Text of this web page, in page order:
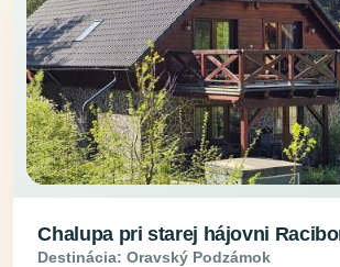
Chalupa pri starej hájovni
Destinácia: Oravský Podzámok